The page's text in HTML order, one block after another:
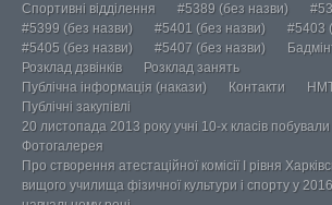
Спортивні відділення
#5389 (без назви)
#5399 (без назви)
#5401 (без назви)
#5403
#5405 (без назви)
#5407 (без назви)
Розклад дзвінків
Розклад занять
Публічна інформація (накази)
Контакти
Публічні закупівлі
20 листопада 2013 року учні 10-х класів
Фотогалерея
Про створення атестаційної комісії І рівня
вищого училища фізичної культури і спорту у